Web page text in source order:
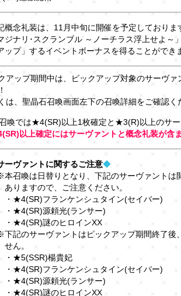
概念礼装は、11月中旬に開催を予定しており
ジナリ･スクランブル ～ノーチラス浮上せよ～
ップ」するイベントボーナスを得ることができ
アップ期間中は、ピックアップ対象のサーヴ
は、聖晶石召喚画面左下の召喚詳細をご確認く
喚では★4(SR)以上1枚確定と★3(R)以上のサー
以上確定にはサーヴァントと概念礼装が含ま
ーヴァントに関するご注意◆
本召喚は日替りとなり、下記のサーヴァントは
ありますので、ご注意ください。
・★4(SR)フランケンシュタイン(セイバー)
・★4(SR)源頼光(ランサー)
・★4(SR)謎のヒロインXX
下記のサーヴァントはピックアップ期間終了後
せん。
・★5(SSR)楊貴妃
・★4(SR)フランケンシュタイン(セイバー)
・★4(SR)源頼光(ランサー)
・★4(SR)謎のヒロインXX